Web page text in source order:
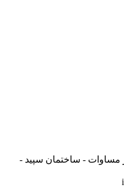
مساوات - ساختمان سپید -